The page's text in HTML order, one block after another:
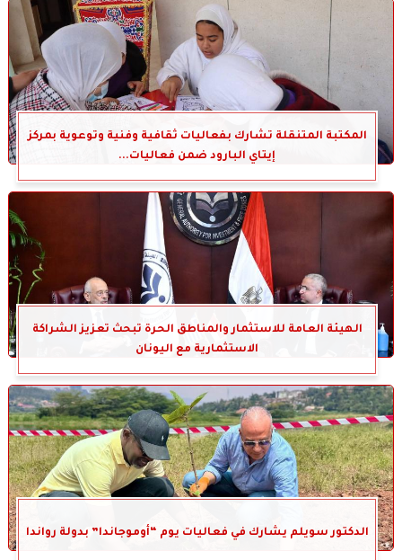
المكتبة المتنقلة تشارك بفعاليات ثقافية وفنية وتوعوية بمركز
إيتاي البارود ضمن فعاليات...
الهيئة العامة للاستثمار والمناطق الحرة تبحث تعزيز الشراكة
الاستثمارية مع اليونان
الدكتور سويلم يشارك في فعاليات يوم “أوموجاندا” بدولة رواندا